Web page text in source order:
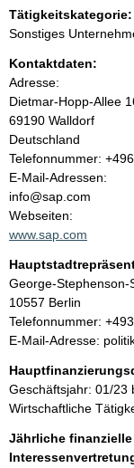
n
i
n
h
a
l
t
Tätigkeitskategorie:
Sonstiges
Kontaktdaten:
Adresse:
Dietmar-Hopp-Allee
69190 Walldorf
Deutschland
K
o
n
t
a
t
i
n
o
r
m
a
i
o
Telefonnummer:
E-Mail-Adressen:
info@sap.com
Webseiten:
www.sap.com
A
d
r
e
s
e
George-Stephenson-
10557 Berlin
K
o
t
a
k
t
i
Telefonnummer:
E-Mail-Adresse:
Geschäftsjahr: 01/23
Wirtschaftliche
Jährliche